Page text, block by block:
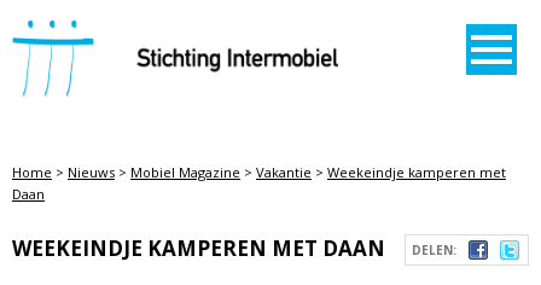
STICHTING INTERMOBIEL
Home > Nieuws > Mobiel Magazine > Vakantie > Weekeindje kamperen met
Daan
DELEN:
WEEKEINDJE KAMPEREN MET DAAN